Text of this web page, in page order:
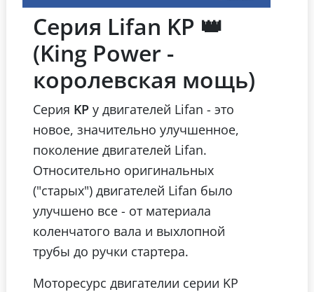
Серия Lifan KP 👑
(King Power -
королевская мощь)
Серия KP у двигателей Lifan - это
новое, значительно улучшенное,
поколение двигателей Lifan.
Относительно оригинальных
("старых") двигателей Lifan было
улучшено все - от материала
коленчатого вала и выхлопной
трубы до ручки стартера.
Моторесурс двигателии серии KP